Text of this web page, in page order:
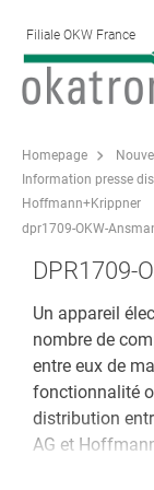
Filiale OKW France
Homepage
Information presse
Hoffmann+Krippner
dpr1709-OKW-
DPR1709-
Un appareil
nombre de
entre eux de
fonctionnalité
distribution
AG et